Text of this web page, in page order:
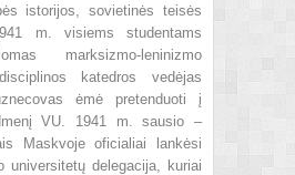
istorijos, sovietinės teisės
m. visiems studentams
marksizmo-leninizmo
katedros vedėjas
ėmė pretenduoti į
VU. 1941 m. sausio –
Maskvoje oficialiai lankėsi
universitetų delegacija, kuriai